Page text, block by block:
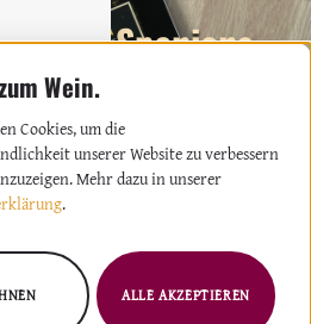
Spaniens
mit unserer
Map!
Luft
des
Cookies, um die
unserer Website zu verbessern
Mehr dazu in unserer
.
ALLE AKZEPTIEREN